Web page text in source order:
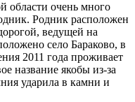
области очень много
Родник расположен
ведущей на
село Бараково, в
2011 года проживает
название якобы из-за
ударила в камни и